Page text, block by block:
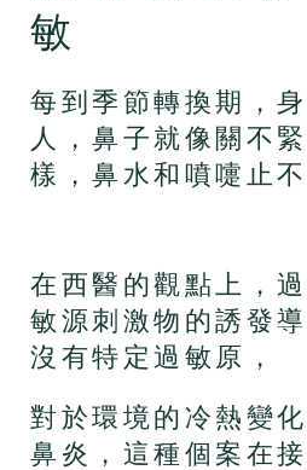
敏
每到季節轉換期，
人，鼻子就像關不
樣，鼻水和噴嚏止不
在西醫的觀點上，
敏源刺激物的誘發
沒有特定過敏原，
對於環境的冷熱變
鼻炎，這種個案在